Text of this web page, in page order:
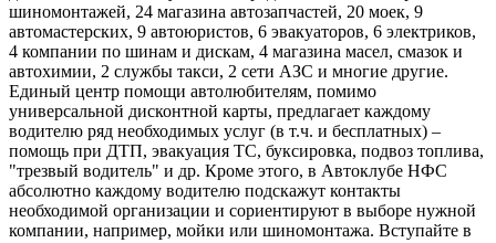
шиномонтажей, 24 магазина автозапчастей, 20 моек, 9
автомастерских, 9 автоюристов, 6 эвакуаторов, 6 электриков,
4 компании по шинам и дискам, 4 магазина масел, смазок и
автохимии, 2 службы такси, 2 сети АЗС и многие другие.
Единый центр помощи автолюбителям, помимо
универсальной дисконтной карты, предлагает каждому
водителю ряд необходимых услуг (в т.ч. и бесплатных) –
помощь при ДТП, эвакуация ТС, буксировка, подвоз топлива,
"трезвый водитель" и др. Кроме этого, в Автоклубе НФС
абсолютно каждому водителю подскажут контакты
необходимой организации и сориентируют в выборе нужной
компании, например, мойки или шиномонтажа. Вступайте в